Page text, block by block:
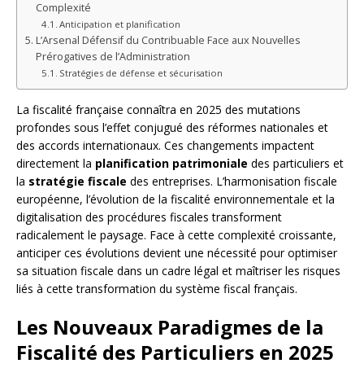
Complexité
Anticipation et planification
L’Arsenal Défensif du Contribuable Face aux Nouvelles
Prérogatives de l’Administration
Stratégies de défense et sécurisation
La fiscalité française connaîtra en 2025 des mutations
profondes sous l’effet conjugué des réformes nationales et
des accords internationaux. Ces changements impactent
directement la planification patrimoniale des particuliers et
la stratégie fiscale des entreprises. L’harmonisation fiscale
européenne, l’évolution de la fiscalité environnementale et la
digitalisation des procédures fiscales transforment
radicalement le paysage. Face à cette complexité croissante,
anticiper ces évolutions devient une nécessité pour optimiser
sa situation fiscale dans un cadre légal et maîtriser les risques
liés à cette transformation du système fiscal français.
Les Nouveaux Paradigmes de la
Fiscalité des Particuliers en 2025